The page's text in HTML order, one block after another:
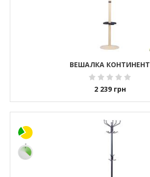
ВЕШАЛКА КОНТИНЕНТ
2 239 грн